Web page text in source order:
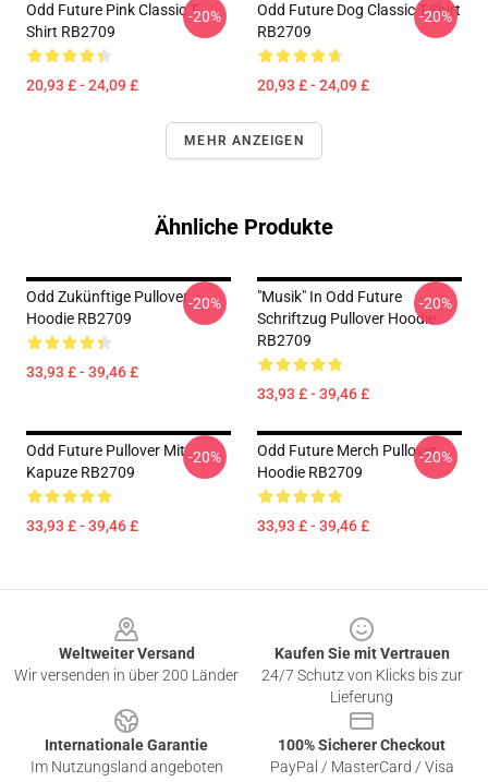
Odd Future Pink Classic T-
Shirt RB2709
20,93 £ - 24,09 £
-20%
Odd Future Dog Classic T-Shirt
RB2709
20,93 £ - 24,09 £
-20%
MEHR ANZEIGEN
Ähnliche Produkte
Odd Zukünftige Pullover
Hoodie RB2709
33,93 £ - 39,46 £
-20%
"Musik" In Odd Future
Schriftzug Pullover Hoodie
RB2709
33,93 £ - 39,46 £
-20%
Odd Future Pullover Mit
Kapuze RB2709
33,93 £ - 39,46 £
-20%
Odd Future Merch Pullover
Hoodie RB2709
33,93 £ - 39,46 £
-20%
Weltweiter Versand
Wir versenden in über 200 Länder
Kaufen Sie mit Vertrauen
24/7 Schutz von Klicks bis zur
Lieferung
Internationale Garantie
Im Nutzungsland angeboten
100% Sicherer Checkout
PayPal / MasterCard / Visa